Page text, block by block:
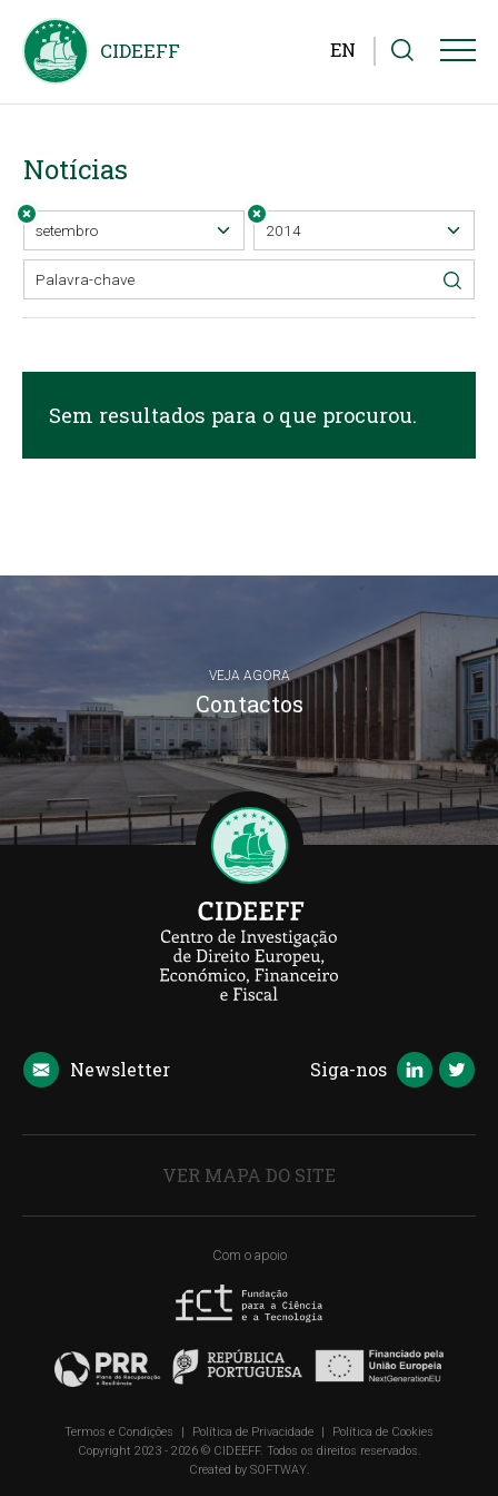
EN
Notícias
Sem resultados para o que procurou.
VEJA AGORA
Contactos
Newsletter Siga-nos
VER MAPA DO SITE
Com o apoio
Termos e Condições | Política de Privacidade |
Política de Cookies
Copyright 2023 - 2026 © CIDEEFF. Todos os direitos reservados.
Created by SOFTWAY.